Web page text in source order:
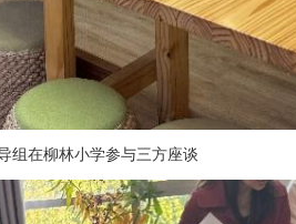
组在柳林小学参与三方座谈